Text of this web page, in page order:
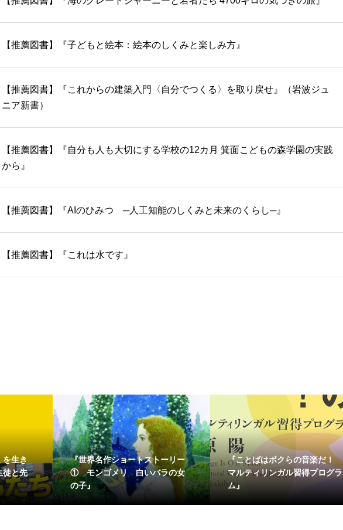
【推薦図書】『子どもと絵本：絵本のしくみと楽しみ方』
【推薦図書】『これからの建築入門〈自分でつくる〉を取り戻せ』（岩波ジュ
ニア新書）
【推薦図書】『自分も人も大切にする学校の12カ月 箕面こどもの森学園の実践
から』
【推薦図書】『AIのひみつ ─人工知能のしくみと未来のくらし─』
【推薦図書】『これは水です』
生き
徒と先
『世界名作ショートストーリー
① モンゴメリ 白いバラの女
の子』
『ことばはボクらの音楽だ！
マルティリンガル習得プログラ
ム』